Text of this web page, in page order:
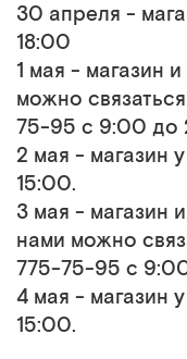
30 апреля -
18:00
1 мая - магазин
можно
75-95 с 9:00 до
2 мая - магазин
15:00.
3 мая - магазин
нами можно
775-75-95 с
4 мая - магазин
15:00.